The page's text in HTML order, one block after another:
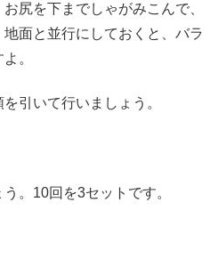
尻を下までしゃがみこんで、
地面と並行にしておくと、バラ
。
引いて行いましょう。
。10回を3セットです。